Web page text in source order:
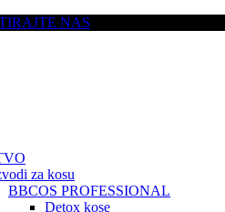
NAS
za kosu
BBCOS PROFESSIONAL
Detox kose